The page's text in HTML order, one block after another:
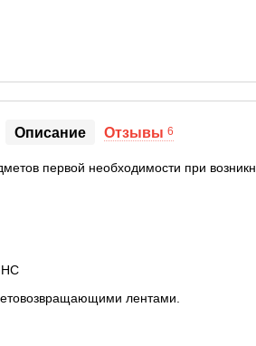
Описание Отзывы 6
первой необходимости при
НС
лентами.